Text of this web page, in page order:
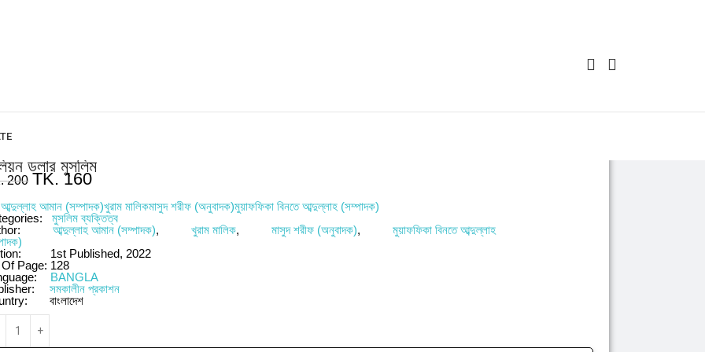
ডলার মুসলিম
200 TK.160
আব্দুল্লাহ আমান (সম্পাদক)খুরাম মালিকমাসুদ শরীফ (অনুবাদক)মুয়াফফিকা বিনতে আব্দুল্লাহ (সম্পাদক)
মুসলিম ব্যক্তিত্ব
আব্দুল্লাহ আমান (সম্পাদক), খুরাম মালিক, মাসুদ শরীফ (অনুবাদক),
মুয়াফফিকা বিনতে আব্দুল্লাহ
1st Published, 2022
Page: 128
BANGLA
সমকালীন প্রকাশন
বাংলাদেশ